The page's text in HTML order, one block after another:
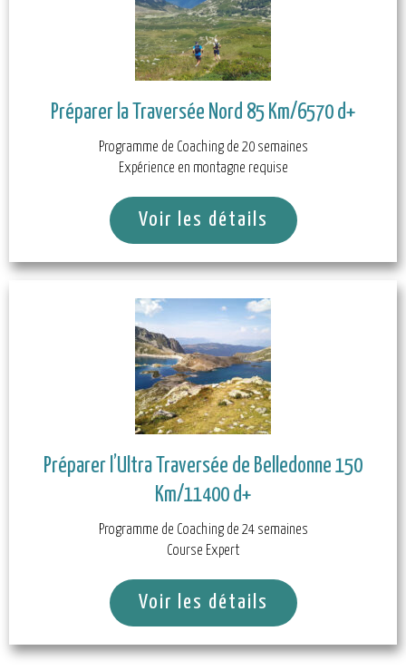
Préparer la Traversée Nord 85 Km/6570 d+
Programme de Coaching de 20 semaines
Expérience en montagne requise
Voir les détails
Préparer l’Ultra Traversée de Belledonne 150
Km/11400 d+
Programme de Coaching de 24 semaines
Course Expert
Voir les détails